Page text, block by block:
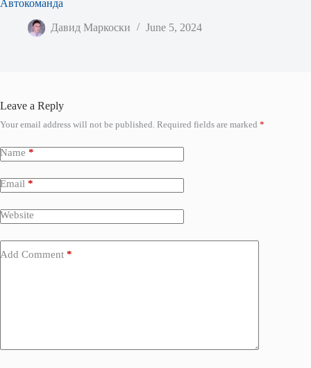
Автокоманда
Давид Маркоски June 5, 2024
Leave a Reply
Your email address will not be published. Required fields are marked *
Name *
Email *
Website
Add Comment *